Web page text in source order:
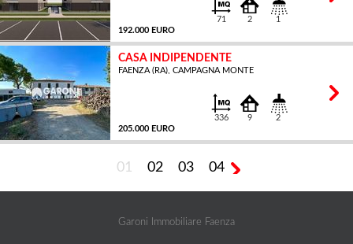
192.000 EURO
71 2 1
CASA INDIPENDENTE
FAENZA (RA), CAMPAGNA MONTE
205.000 EURO
336 9 2
01 02 03 04
Garoni Immobiliare Faenza